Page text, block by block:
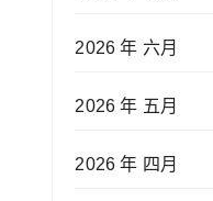
2026 年 六月
2026 年 五月
2026 年 四月